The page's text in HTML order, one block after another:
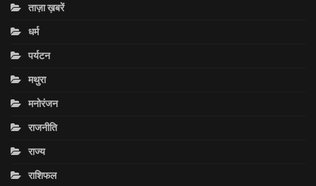
ताज़ा ख़बरें
धर्म
पर्यटन
मथुरा
मनोरंजन
राजनीति
राज्य
राशिफल